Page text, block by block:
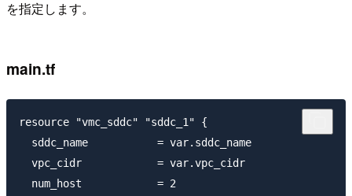
を指定します。
main.tf
resource "vmc_sddc" "sddc_1" {
  sddc_name           = var.sddc_name
  vpc_cidr            = var.vpc_cidr
  num_host            = 2